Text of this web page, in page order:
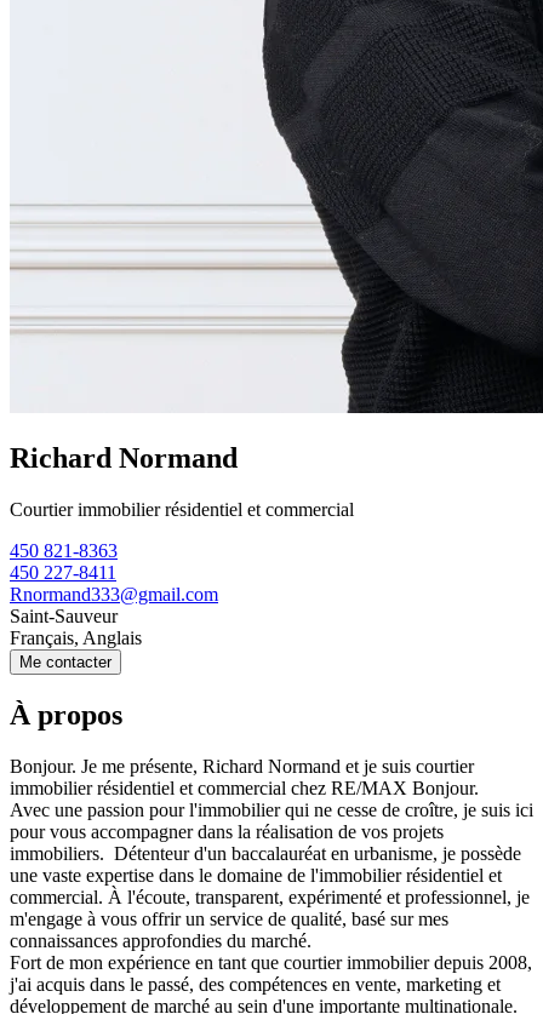
Richard Normand
Courtier immobilier résidentiel et commercial
450 821-8363
450 227-8411
Rnormand333@gmail.com
Saint-Sauveur
Français, Anglais
Me contacter
À propos
Bonjour. Je me présente, Richard Normand et je suis courtier
immobilier résidentiel et commercial chez RE/MAX Bonjour.
Avec une passion pour l'immobilier qui ne cesse de croître, je suis ici
pour vous accompagner dans la réalisation de vos projets
immobiliers. Détenteur d'un baccalauréat en urbanisme, je possède
une vaste expertise dans le domaine de l'immobilier résidentiel et
commercial. À l'écoute, transparent, expérimenté et professionnel, je
m'engage à vous offrir un service de qualité, basé sur mes
connaissances approfondies du marché.
Fort de mon expérience en tant que courtier immobilier depuis 2008,
j'ai acquis dans le passé, des compétences en vente, marketing et
développement de marché au sein d'une importante multinationale.